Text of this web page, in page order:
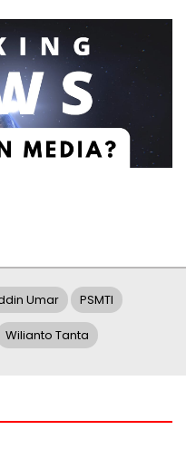
Umar PSMTI
Wilianto Tanta